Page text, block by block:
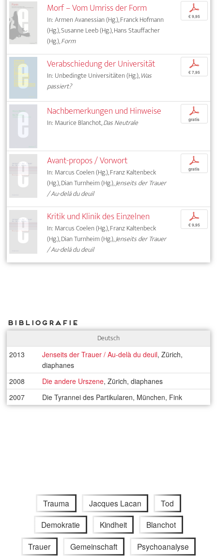
Morf – Vom Umriss der Form
In: Armen Avanessian (Hg.), Franck Hofmann
(Hg.), Susanne Leeb (Hg.), Hans Stauffacher
(Hg.),Form
p
€ 9,95
Verabschiedung der Universität
In: Unbedingte Universitäten (Hg.),Was
passiert?
p
€ 7,95
Nachbemerkungen und Hinweise
In: Maurice Blanchot,Das Neutrale
p
gratis
Avant-propos / Vorwort
In: Marcus Coelen (Hg.), Franz Kaltenbeck
(Hg.), Dian Turnheim (Hg.),Jenseits der Trauer
/ Au-delà du deuil
p
gratis
Kritik und Klinik des Einzelnen
In: Marcus Coelen (Hg.), Franz Kaltenbeck
(Hg.), Dian Turnheim (Hg.),Jenseits der Trauer
/ Au-delà du deuil
p
€ 9,95
Bibliografie
Deutsch
2013 Jenseits der Trauer / Au-delà du deuil, Zürich,
diaphanes
2008
Die andere Urszene, Zürich, diaphanes
2007
Die Tyrannei des Partikularen, München, Fink
Trauma Jacques Lacan Tod
Demokratie Kindheit Blanchot
Trauer Gemeinschaft Psychoanalyse